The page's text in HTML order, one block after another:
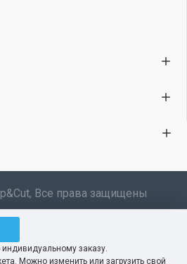
заказу.
Можно изменить или загрузить свой
Все права защищены
Печать всех
—
cookie, чтобы вам
нашим сайтом.